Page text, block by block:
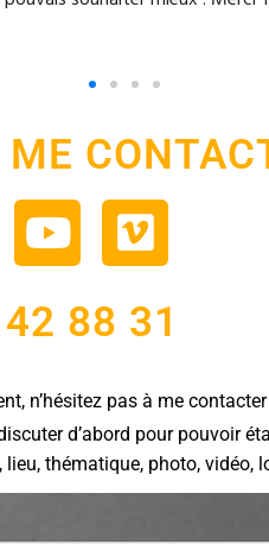
88 31
n’hésitez pas à me
d’abord pour pouvoir
thématique, photo, vidéo,